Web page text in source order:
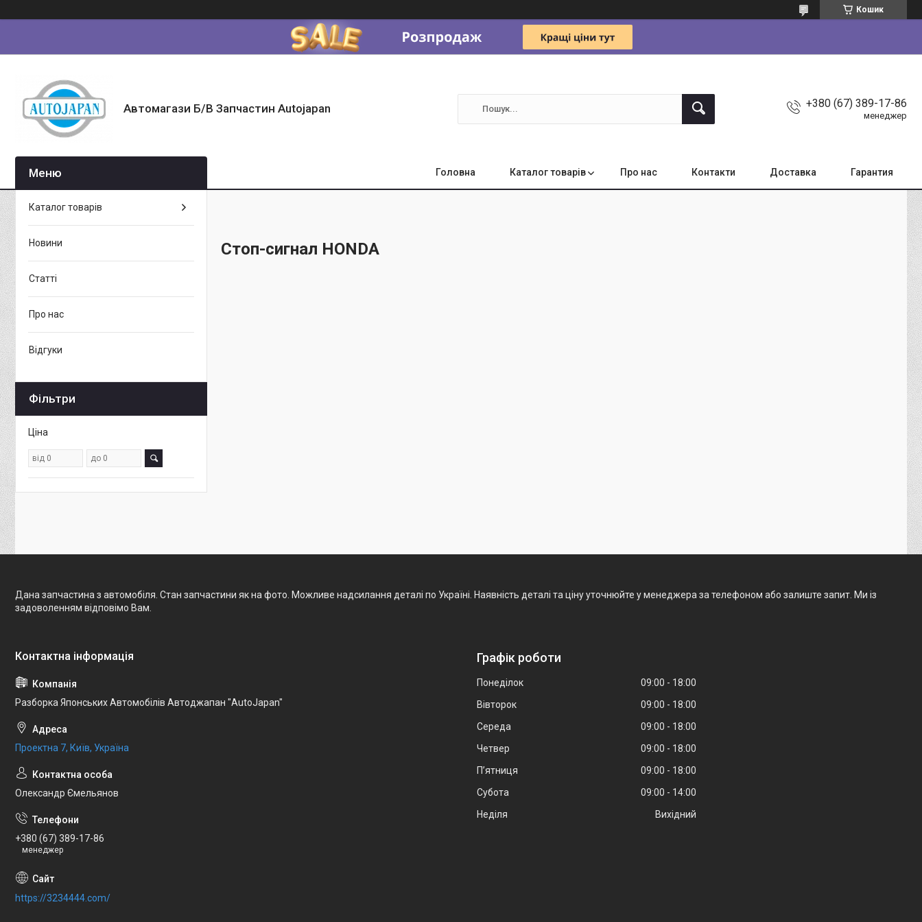
Кошик
Автомагази Б/В Запчастин Autojapan +380 (67) 389-17-86
менеджер
Головна Каталог товарів Про нас Контакти Доставка Гарантия
Стоп-сигнал HONDA
Каталог товарів
Новини
Статті
Про нас
Відгуки
Фільтри
Ціна
Дана запчастина з автомобіля. Стан запчастини як на фото. Можливе надсилання деталі по Україні. Наявність деталі та ціну уточнюйте у менеджера за телефоном або залиште запит. Ми із
задоволенням відповімо Вам.
Разборка Японських Автомобілів Автоджапан "AutoJapan"
Проектна 7, Київ, Україна
Олександр Ємельянов
+380 (67) 389-17-86
менеджер
https://3234444.com/
Графік роботи
Понеділок 09:00
18:00
Вівторок
09:00
18:00
Середа
09:00
18:00
Четвер
09:00
18:00
Пʼятниця
09:00
18:00
Субота
09:00
14:00
Неділя
Вихідний